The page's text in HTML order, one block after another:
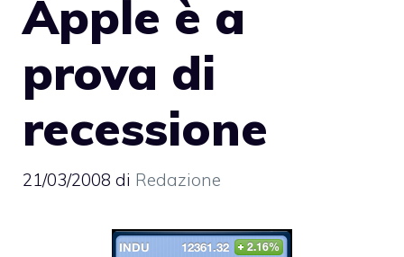
Apple è a
prova di
recessione
21/03/2008 di Redazione